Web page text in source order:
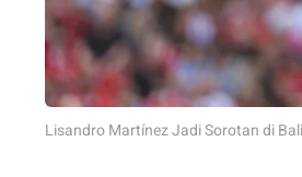
Lisandro Martínez Jadi Sorotan di